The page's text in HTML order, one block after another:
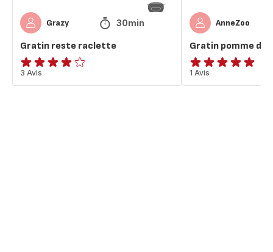
Grazy 30min
Gratin reste raclette
Avis
4
3 Avis
AnneZoo
Gratin pomme
Avis
5
1 Avis